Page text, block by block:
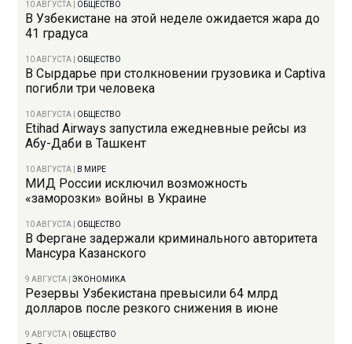
10 АВГУСТА ОБЩЕСТВО
В Узбекистане на этой неделе ожидается жара до
41 градуса
10 АВГУСТА ОБЩЕСТВО
В Сырдарье при столкновении грузовика и Captiva
погибли три человека
10 АВГУСТА ОБЩЕСТВО
Etihad Airways запустила ежедневные рейсы из
Абу-Даби в Ташкент
10 АВГУСТА В МИРЕ
МИД России исключил возможность
«заморозки» войны в Украине
10 АВГУСТА ОБЩЕСТВО
В Фергане задержали криминального авторитета
Мансура Казанского
9 АВГУСТА |ЭКОНОМИКА
Резервы Узбекистана превысили 64 млрд
долларов после резкого снижения в июне
9 АВГУСТА ОБЩЕСТВО